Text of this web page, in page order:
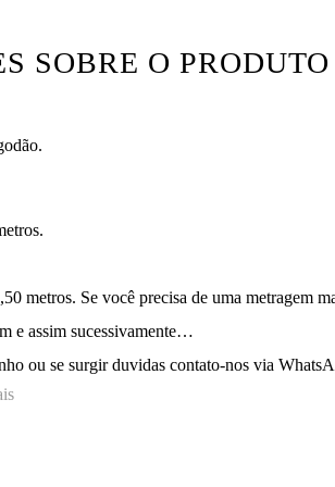
SOBRE O PRODUTO
metros. Se você precisa de uma metragem
e assim sucessivamente…
ou se surgir duvidas contato-nos via